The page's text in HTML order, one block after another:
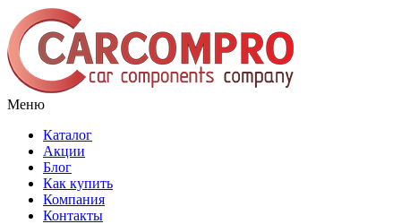
Меню
Каталог
Акции
Блог
Как купить
Компания
Контакты